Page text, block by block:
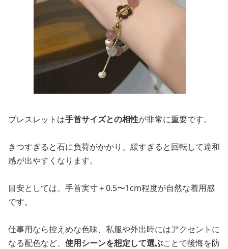
ブレスレットは手首サイズとの相性が非常に重要です。
きつすぎると石に負荷がかかり、緩すぎると回転して違和
感が出やすくなります。
目安としては、手首実寸＋0.5〜1cm程度が自然な着用感
です。
仕事用なら控えめな色味、私服や外出時にはアクセントに
なる配色など、 使用シーンを想定して選ぶことで後悔を防